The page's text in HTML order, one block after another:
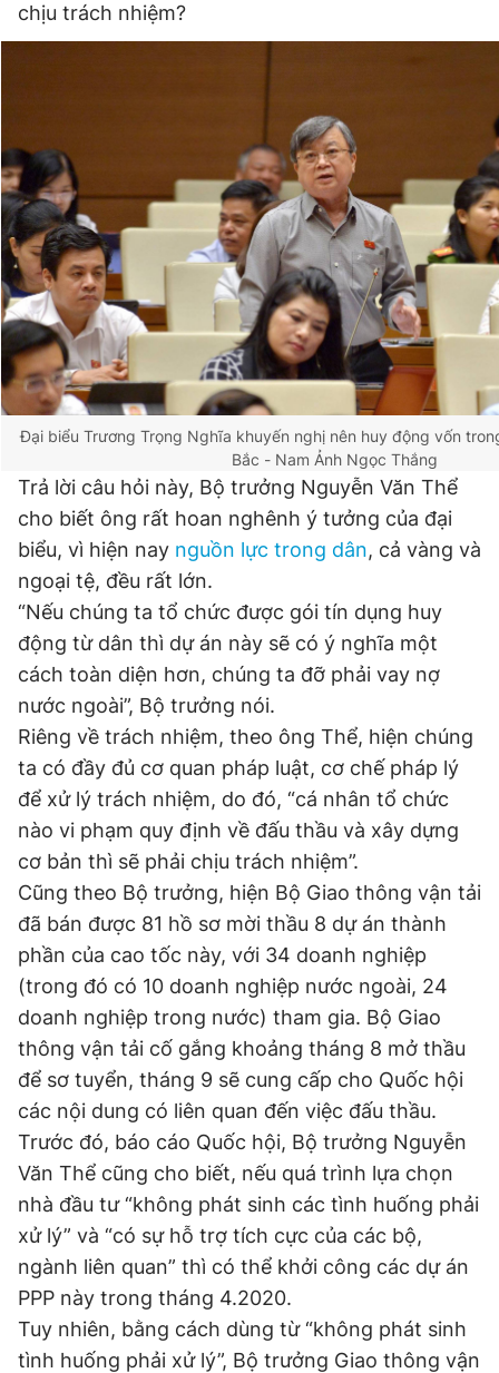
chịu trách nhiệm?
Đại biểu Trương Trọng Nghĩa khuyến nghị nên huy động vốn
Bắc - Nam Ảnh Ngọc Thắng
Trả lời câu hỏi này, Bộ trưởng Nguyễn Văn Thể
cho biết ông rất hoan nghênh ý tưởng của đại
biểu, vì hiện nay nguồn lực trong dân, cả vàng và
ngoại tệ, đều rất lớn.
“Nếu chúng ta tổ chức được gói tín dụng huy
động từ dân thì dự án này sẽ có ý nghĩa một
cách toàn diện hơn, chúng ta đỡ phải vay nợ
nước ngoài”, Bộ trưởng nói.
Riêng về trách nhiệm, theo ông Thể, hiện chúng
ta có đầy đủ cơ quan pháp luật, cơ chế pháp lý
để xử lý trách nhiệm, do đó, “cá nhân tổ chức
nào vi phạm quy định về đấu thầu và xây dựng
cơ bản thì sẽ phải chịu trách nhiệm”.
Cũng theo Bộ trưởng, hiện Bộ Giao thông vận tải
đã bán được 81 hồ sơ mời thầu 8 dự án thành
phần của cao tốc này, với 34 doanh nghiệp
(trong đó có 10 doanh nghiệp nước ngoài, 24
doanh nghiệp trong nước) tham gia. Bộ Giao
thông vận tải cố gắng khoảng tháng 8 mở thầu
để sơ tuyển, tháng 9 sẽ cung cấp cho Quốc hội
các nội dung có liên quan đến việc đấu thầu.
Trước đó, báo cáo Quốc hội, Bộ trưởng Nguyễn
Văn Thể cũng cho biết, nếu quá trình lựa chọn
nhà đầu tư “không phát sinh các tình huống phải
xử lý” và “có sự hỗ trợ tích cực của các bộ,
ngành liên quan” thì có thể khởi công các dự án
PPP này trong tháng 4.2020.
Tuy nhiên, bằng cách dùng từ “không phát sinh
tình huống phải xử lý”, Bộ trưởng Giao thông vận